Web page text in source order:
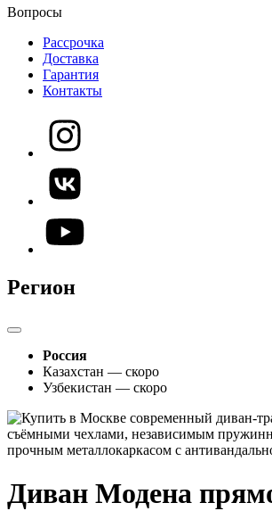
Вопросы
Рассрочка
Доставка
Гарантия
Контакты
Регион
Россия
Казахстан — скоро
Узбекистан — скоро
Диван Модена